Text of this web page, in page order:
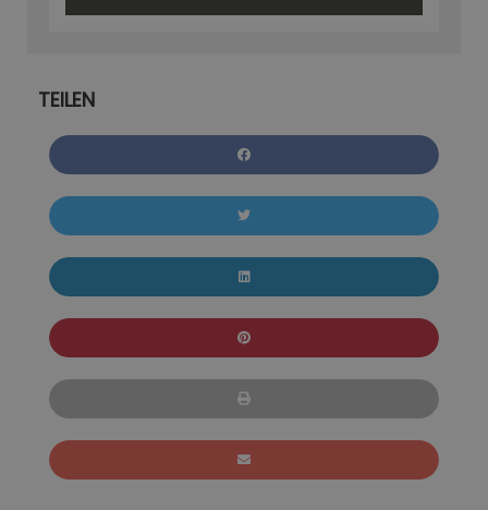
TEILEN